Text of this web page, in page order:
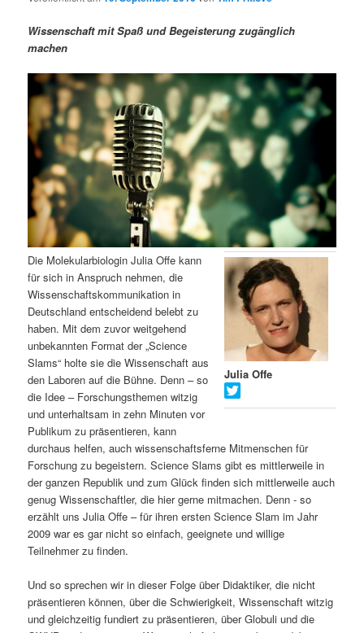
ä
r
e
I
n
h
a
l
t
s
p
r
i
n
g
e
n
d
ä
e
n
I
n
h
a
l
t
s
p
r
i
n
n
v
i
g
t
i
o
Wissenschaft mit Spaß und Begeisterung zugänglich
machen
Julia Offe
Die Molekularbiologin Julia Offe kann
für sich in Anspruch nehmen, die
Wissenschaftskommunikation in
Deutschland entscheidend belebt zu
haben. Mit dem zuvor weitgehend
unbekannten Format der „Science
Slams“ holte sie die Wissenschaft aus
den Laboren auf die Bühne. Denn – so
die Idee – Forschungsthemen witzig
und unterhaltsam in zehn Minuten vor
Publikum zu präsentieren, kann
durchaus helfen, auch wissenschaftsferne Mitmenschen für
Forschung zu begeistern. Science Slams gibt es mittlerweile in
der ganzen Republik und zum Glück finden sich mittlerweile auch
genug Wissenschaftler, die hier gerne mitmachen. Denn - so
erzählt uns Julia Offe – für ihren ersten Science Slam im Jahr
2009 war es gar nicht so einfach, geeignete und willige
Teilnehmer zu finden.
Und so sprechen wir in dieser Folge über Didaktiker, die nicht
präsentieren können, über die Schwierigkeit, Wissenschaft witzig
und gleichzeitig fundiert zu präsentieren, über Globuli und die